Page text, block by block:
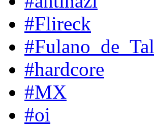
#Flireck
#Fulano_de_Tal
#hardcore
#MX
#oi